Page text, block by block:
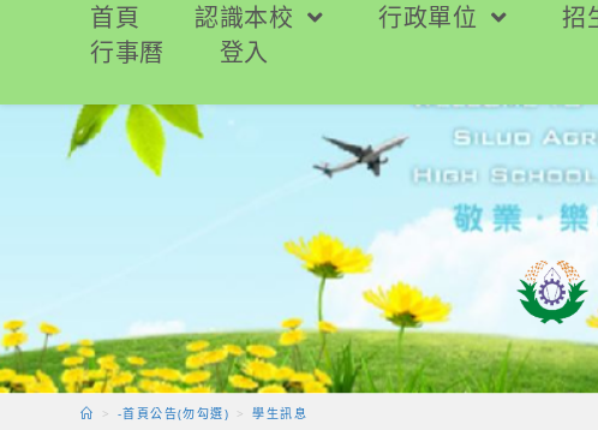
要
首頁 認識本校 行政單位 招
行事曆
登入
> -首頁公告(勿勾選) > 學生訊息